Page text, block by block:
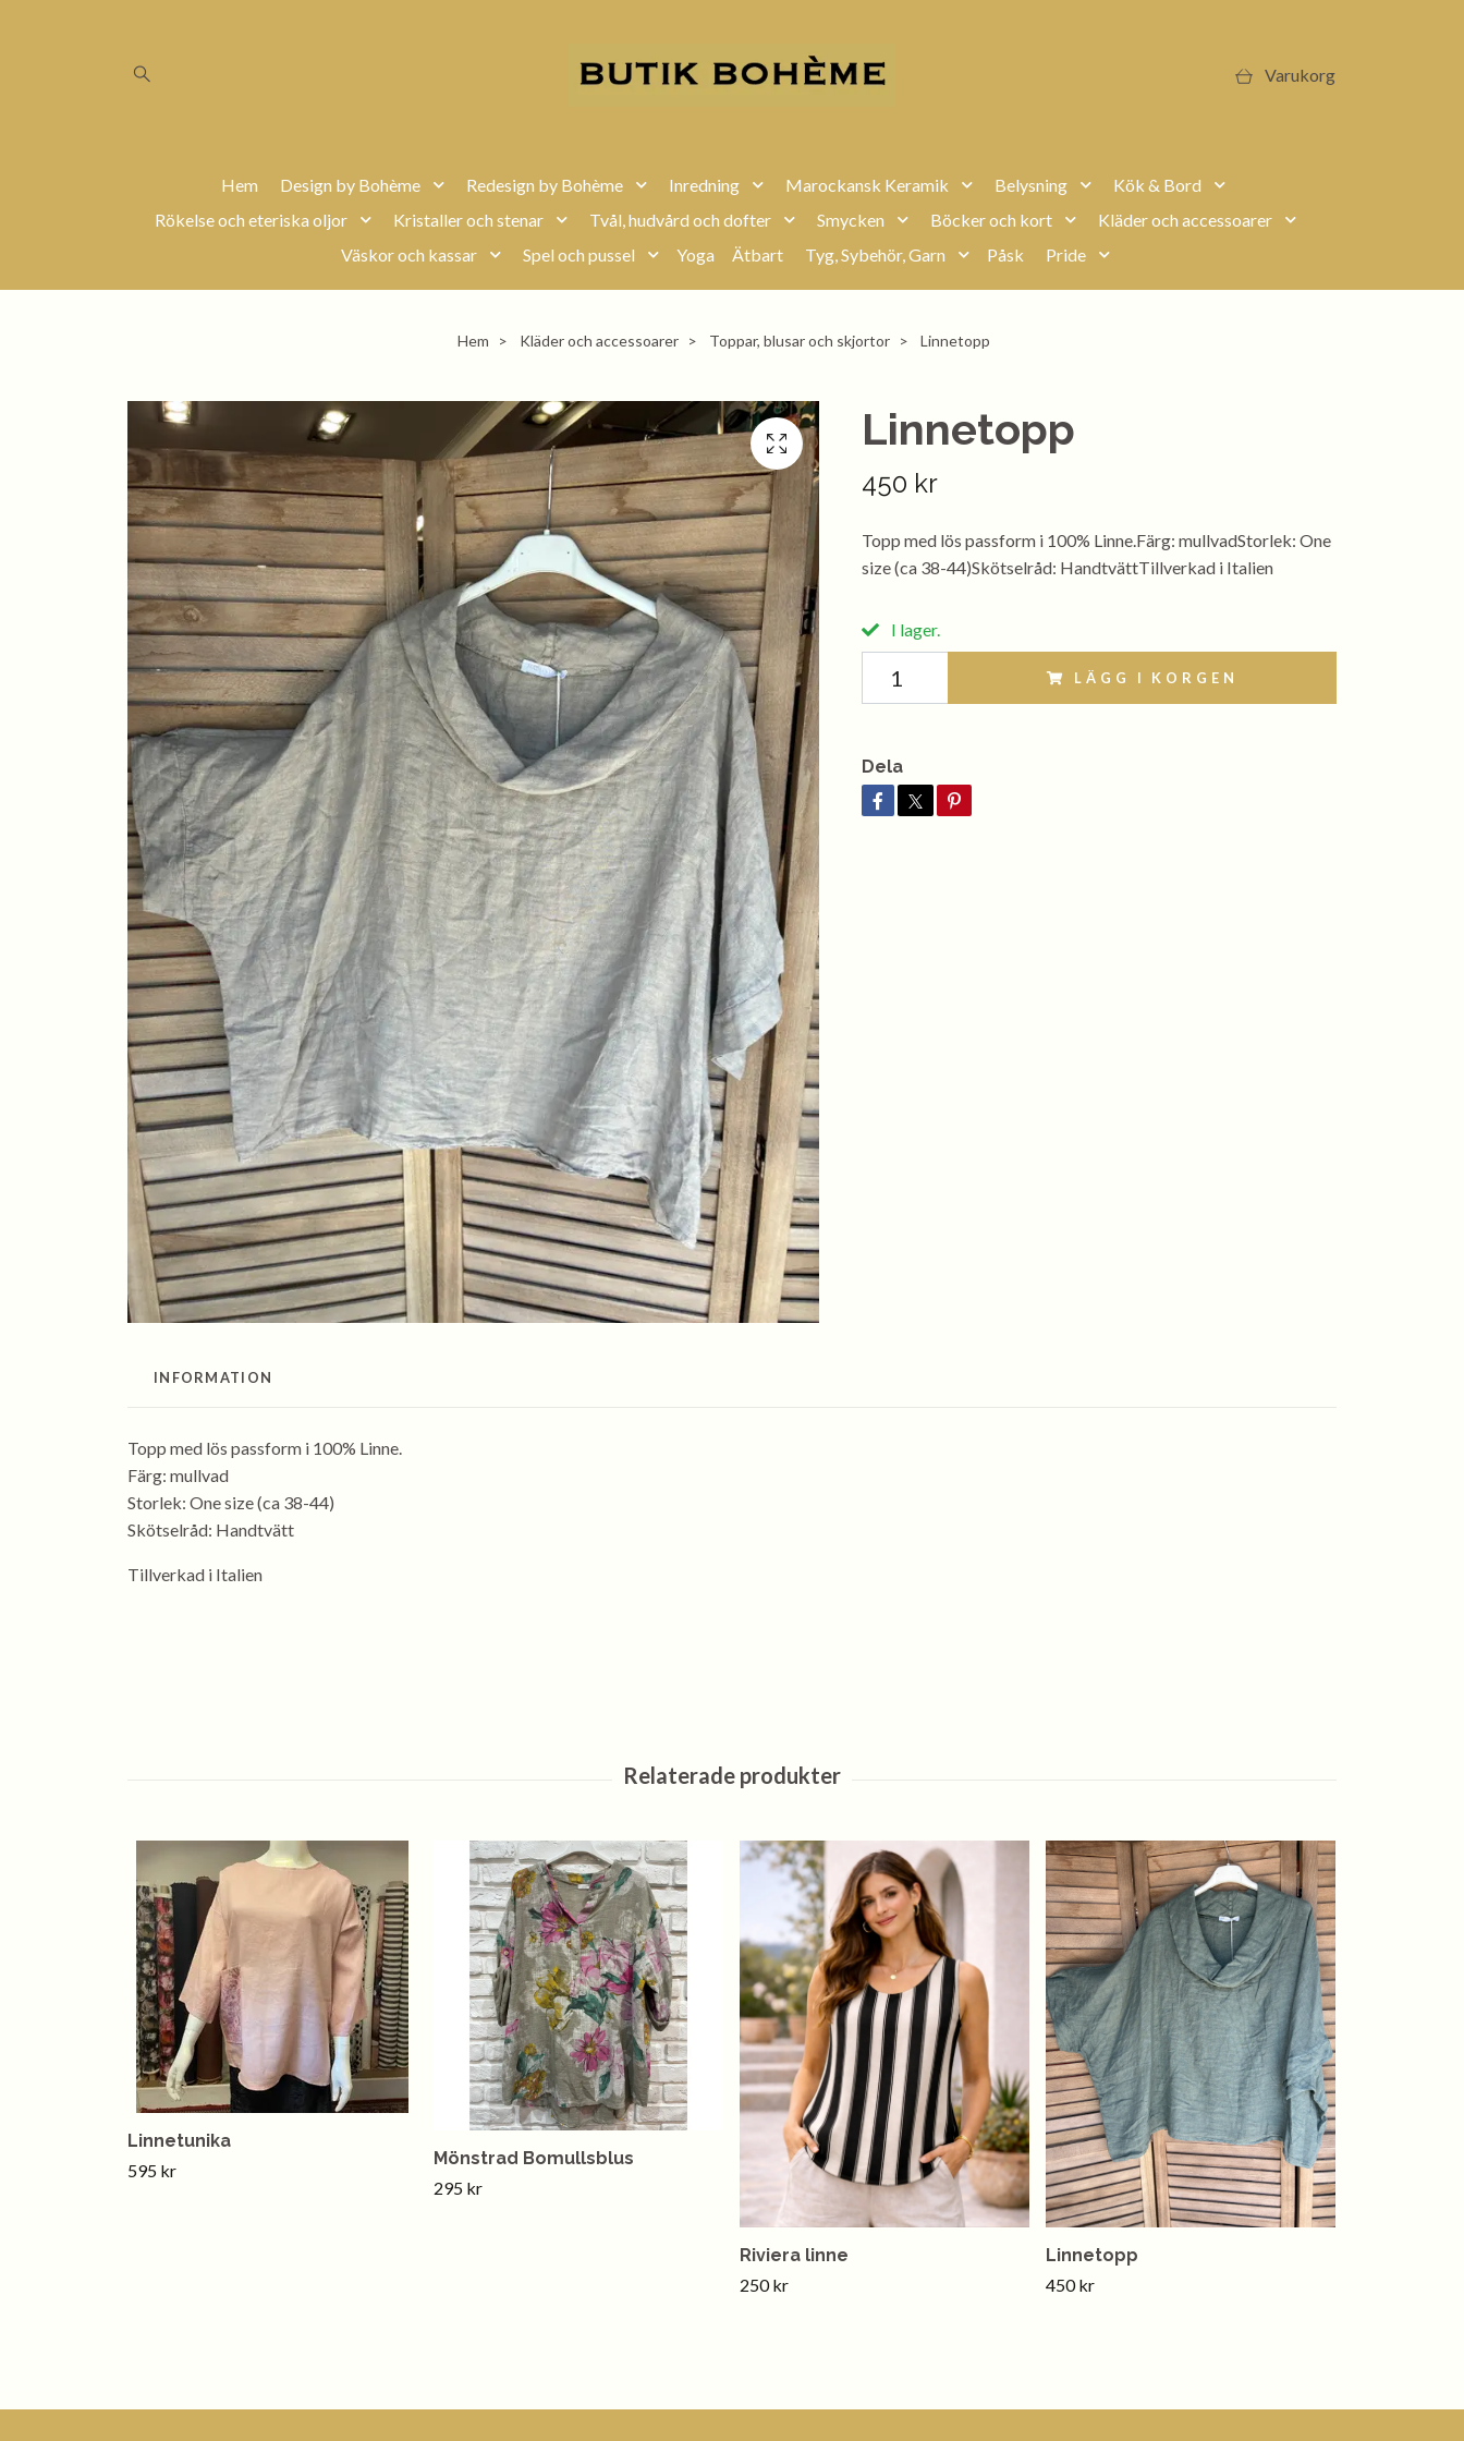
Varukorg
Hem Design by Bohème Redesign by Bohème Inredning Marockansk Keramik Belysning
Kök & Bord
Rökelse och eteriska oljor
Kristaller och stenar Tvål, hudvård och dofter Smycken Böcker och kort
Kläder och accessoarer
Väskor och kassar
Spel och pussel Yoga Ätbart Tyg, Sybehör, Garn Påsk Pride
Hem Kläder och accessoarer Toppar, blusar och skjortor Linnetopp
Linnetopp
450 kr
Topp med lös passform i 100% Linne.Färg: mullvadStorlek: One
size (ca 38-44)Skötselråd: HandtvättTillverkad i Italien
I lager.
LÄGG I KORGEN
Dela
INFORMATION
Topp med lös passform i 100% Linne.
Färg: mullvad
Storlek: One size (ca 38-44)
Skötselråd: Handtvätt
Tillverkad i Italien
Linnetunika
595 kr
Mönstrad Bomullsblus
295 kr
Riviera linne
250 kr
Linnetopp
450 kr